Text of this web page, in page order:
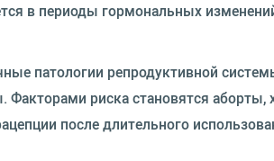
в периоды гормональных
патологии репродуктивной
риска становятся аборты,
после длительного